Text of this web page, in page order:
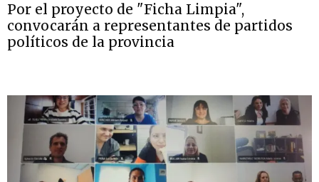
Por el proyecto de "Ficha Limpia",
convocarán a representantes de partidos
políticos de la provincia